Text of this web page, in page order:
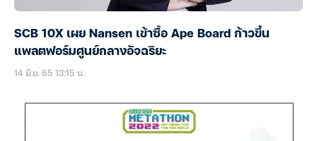
SCB 10X เผย Nansen เข้าซื้อ Ape Board ก้าวขึ้น
แพลตฟอร์มศูนย์กลางอัจฉริยะ
14 มิ.ย. 65 13:15 น.